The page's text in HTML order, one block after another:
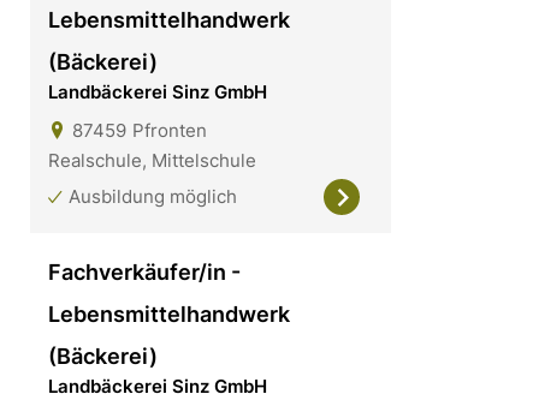
Lebensmittelhandwerk
(Bäckerei)
Landbäckerei Sinz GmbH
87459 Pfronten
Realschule, Mittelschule
Ausbildung möglich
Fachverkäufer/in -
Lebensmittelhandwerk
(Bäckerei)
Landbäckerei Sinz GmbH